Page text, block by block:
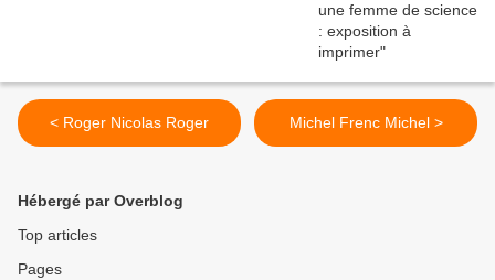
< Roger Nicolas Roger Michel Frenc Michel >
Hébergé par Overblog
Top articles
Pages